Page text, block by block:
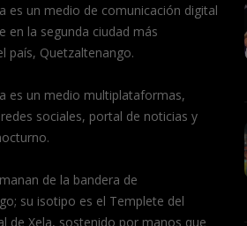
es un medio de comunicación digital
en la segunda ciudad más
país, Quetzaltenango.
es un medio multiplataformas,
sociales, portal de noticias y
de la bandera de
su isotipo es el Templete del
de Xela, sostenido por manos que